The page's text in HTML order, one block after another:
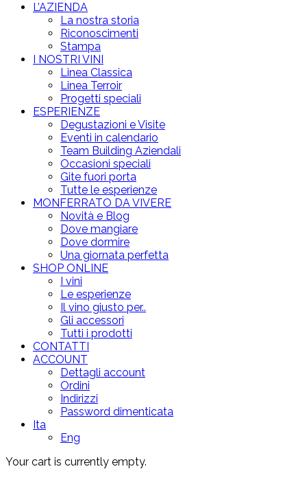
L’AZIENDA
La nostra storia
Riconoscimenti
Stampa
I NOSTRI VINI
Linea Classica
Linea Terroir
Progetti speciali
ESPERIENZE
Degustazioni e Visite
Eventi in calendario
Team Building Aziendali
Occasioni speciali
Gite fuori porta
Tutte le esperienze
MONFERRATO DA VIVERE
Novità e Blog
Dove mangiare
Dove dormire
Una giornata perfetta
SHOP ONLINE
I vini
Le esperienze
Il vino giusto per..
Gli accessori
Tutti i prodotti
CONTATTI
ACCOUNT
Dettagli account
Ordini
Indirizzi
Password dimenticata
Ita
Eng
Your cart is currently empty.